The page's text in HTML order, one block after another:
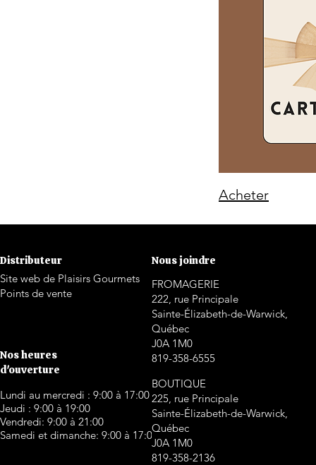
Acheter
Distributeur
Site web de Plaisirs Gourmets
Points de vente
Nos heures
d'ouverture
Lundi au mercredi : 9:00 à 17:00
Jeudi : 9:00 à 19:00
Vendredi: 9:00 à 21:00
Samedi et dimanche: 9:00 à 17:00
Nous joindre
FROMAGERIE
222, rue Principale
Sainte-Élizabeth-de-Warwick,
Québec
J0A 1M0
819-358-6555
BOUTIQUE
225, rue Principale
Sainte-Élizabeth-de-Warwick,
Québec
J0A 1M0
819-358-2136